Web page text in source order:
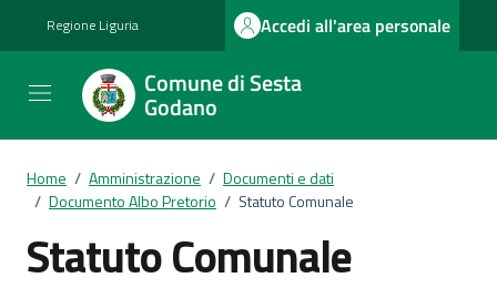
Regione Liguria Accedi all'area personale
Comune di Sesta
Godano
Home / Amministrazione / Documenti e dati
/ Documento Albo Pretorio / Statuto Comunale
Statuto Comunale